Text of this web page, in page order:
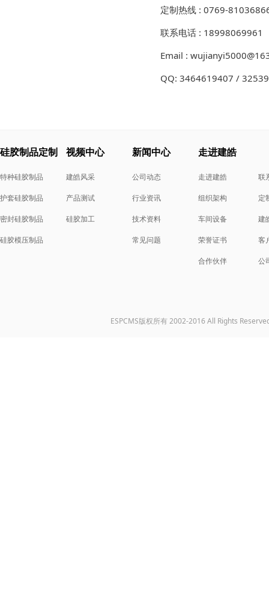
定制热线 : 0769-
联系电话 : 18998069961
Email :
QQ: 3464619407 /
硅胶制品定制
特种硅胶制品
护套硅胶制品
密封硅胶制品
硅胶模压制品
视频中心
建皓风采
产品测试
硅胶加工
新闻中心
公司动态
行业资讯
技术资料
常见问题
走进建皓
走进建皓 联
组织架构 定
车间设备 建
荣誉证书 客
合作伙伴 公
ESPCMS版权所有 2002-2016 All Rights